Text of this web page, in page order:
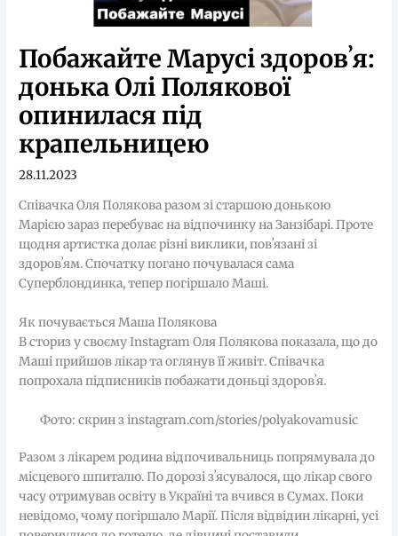
Побажайте Марусі здоровʼя:
донька Олі Полякової
опинилася під
крапельницею
28.11.2023
Співачка Оля Полякова разом зі старшою донькою
Марією зараз перебуває на відпочинку на Занзібарі. Проте
щодня артистка долає різні виклики, повʼязані зі
здоровʼям. Спочатку погано почувалася сама
Суперблондинка, тепер погіршало Маші.
Як почувається Маша Полякова
В сториз у своєму Instagram Оля Полякова показала, що до
Маші прийшов лікар та оглянув її живіт. Співачка
попрохала підписників побажати доньці здоровʼя.
Фото: скрин з instagram.com/stories/polyakovamusic
Разом з лікарем родина відпочивальниць попрямувала до
місцевого шпиталю. По дорозі зʼясувалося, що лікар свого
часу отримував освіту в Україні та вчився в Сумах. Поки
невідомо, чому погіршало Марії. Після відвідин лікарні, усі